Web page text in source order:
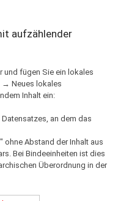
aufzählender
und fügen Sie ein lokales
→ Neues lokales
Inhalt ein:
an dem das
ohne Abstand der Inhalt aus
Bei Bindeeinheiten ist dies
Überordnung in der